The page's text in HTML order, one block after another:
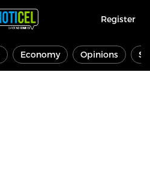
Register
Economy Opinions